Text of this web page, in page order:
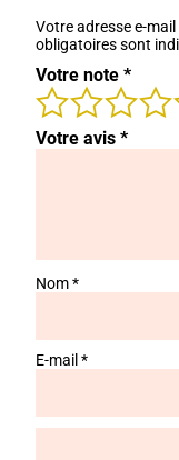
Votre adresse e-
obligatoires sont
Votre note *
Votre avis *
Nom*
E-mail *